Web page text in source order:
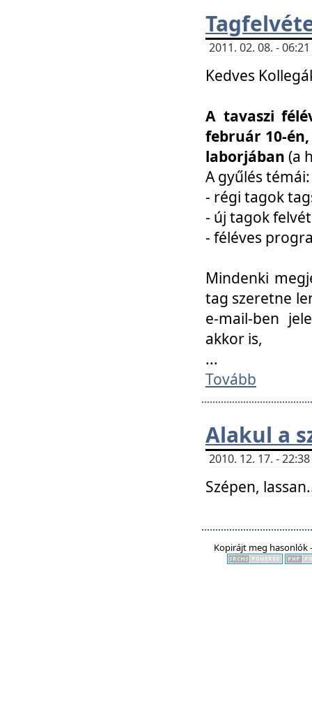
2011. 02. 08. -
Kedves
A tavaszi
február 10-
laborjában (a
A gyűlés témái:
- régi tagok
- új tagok
- féléves
Mindenki
tag szeretne
e-mail-ben
akkor is,
...
Tovább
Alakul a
2010. 12. 17. -
Szépen,
Kopirájt meg hasonlók